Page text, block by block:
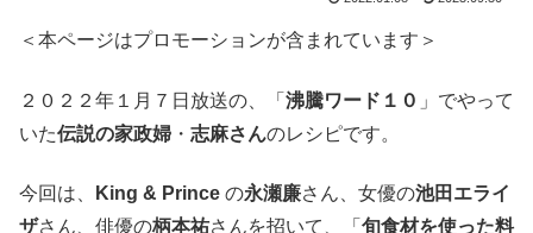
＜本ページはプロモーションが含まれています＞
２０２２年１月７日放送の、「 沸騰ワード１０ 」でやって
いた伝説の家政婦 ・ 志麻さんのレシピです。
今回は、 King & Prince の永瀬廉さん、女優の池田エライ
ザさん、俳優の柄本祐さんを招いて、 「 旬食材を使った料